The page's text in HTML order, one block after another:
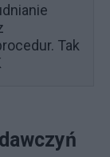
Tak